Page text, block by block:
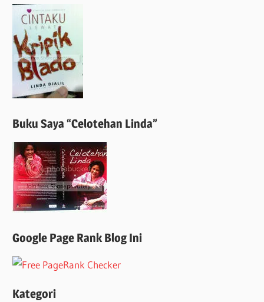
Buku Saya “Celotehan Linda”
Google Page Rank Blog Ini
Kategori